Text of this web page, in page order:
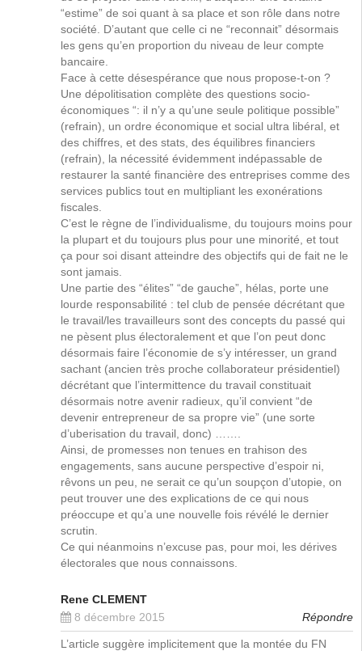
“estime” de soi quant à sa place et son rôle dans notre
société. D’autant que celle ci ne “reconnait” désormais
les gens qu’en proportion du niveau de leur compte
bancaire.
Face à cette désespérance que nous propose-t-on ?
Une dépolitisation complète des questions socio-
économiques “: il n’y a qu’une seule politique possible”
(refrain), un ordre économique et social ultra libéral, et
des chiffres, et des stats, des équilibres financiers
(refrain), la nécessité évidemment indépassable de
restaurer la santé financière des entreprises comme des
services publics tout en multipliant les exonérations
fiscales.
C’est le règne de l’individualisme, du toujours moins pour
la plupart et du toujours plus pour une minorité, et tout
ça pour soi disant atteindre des objectifs qui de fait ne le
sont jamais.
Une partie des “élites” “de gauche”, hélas, porte une
lourde responsabilité : tel club de pensée décrétant que
le travail/les travailleurs sont des concepts du passé qui
ne pèsent plus électoralement et que l’on peut donc
désormais faire l’économie de s’y intéresser, un grand
sachant (ancien très proche collaborateur présidentiel)
décrétant que l’intermittence du travail constituait
désormais notre avenir radieux, qu’il convient “de
devenir entrepreneur de sa propre vie” (une sorte
d’uberisation du travail, donc) …….
Ainsi, de promesses non tenues en trahison des
engagements, sans aucune perspective d’espoir ni,
rêvons un peu, ne serait ce qu’un soupçon d’utopie, on
peut trouver une des explications de ce qui nous
préoccupe et qu’a une nouvelle fois révélé le dernier
scrutin.
Ce qui néanmoins n’excuse pas, pour moi, les dérives
électorales que nous connaissons.
Rene CLEMENT
8 décembre 2015
Répondre
L’article suggère implicitement que la montée du FN